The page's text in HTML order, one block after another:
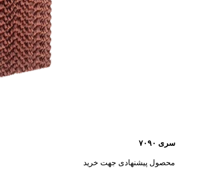
سری ۷۰۹۰
محصول پیشنهادی جهت خرید